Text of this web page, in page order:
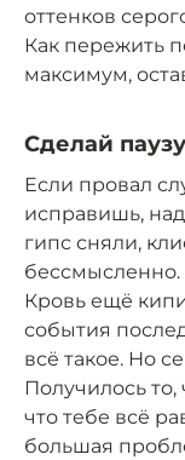
оттенков
Как пережить
максимум,
Сделай
Если провал
исправишь,
гипс сняли,
бессмысленно.
Кровь ещё
события
всё такое. Но
Получилось то,
что тебе всё
большая